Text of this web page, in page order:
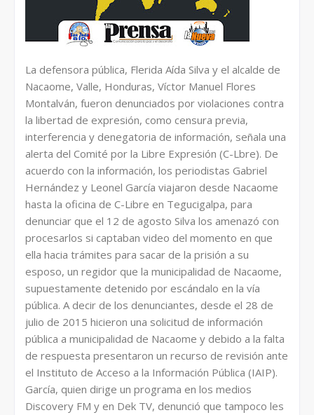
La defensora pública, Flerida Aída Silva y el alcalde de
Nacaome, Valle, Honduras, Víctor Manuel Flores
Montalván, fueron denunciados por violaciones contra
la libertad de expresión, como censura previa,
interferencia y denegatoria de información, señala una
alerta del Comité por la Libre Expresión (C-Lbre). De
acuerdo con la información, los periodistas Gabriel
Hernández y Leonel García viajaron desde Nacaome
hasta la oficina de C-Libre en Tegucigalpa, para
denunciar que el 12 de agosto Silva los amenazó con
procesarlos si captaban video del momento en que
ella hacia trámites para sacar de la prisión a su
esposo, un regidor que la municipalidad de Nacaome,
supuestamente detenido por escándalo en la vía
pública. A decir de los denunciantes, desde el 28 de
julio de 2015 hicieron una solicitud de información
pública a municipalidad de Nacaome y debido a la falta
de respuesta presentaron un recurso de revisión ante
el Instituto de Acceso a la Información Pública (IAIP).
García, quien dirige un programa en los medios
Discovery FM y en Dek TV, denunció que tampoco les